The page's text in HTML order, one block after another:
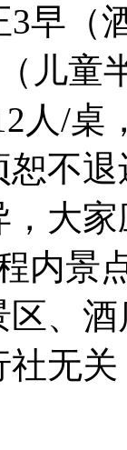
3早（
儿童
人/桌
恕不
大
内景
、
无